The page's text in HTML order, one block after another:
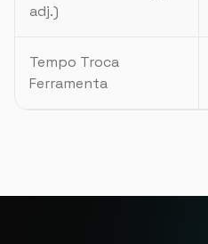
adj.)
Tempo Troca
Ferramenta